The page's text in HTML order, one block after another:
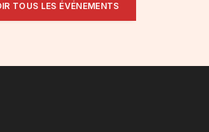
TOUS LES ÉVÉNEMENTS